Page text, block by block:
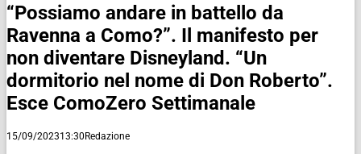
“Possiamo andare in battello da
Ravenna a Como?”. Il manifesto per
non diventare Disneyland. “Un
dormitorio nel nome di Don Roberto”.
Esce ComoZero Settimanale
15/09/202313:30Redazione